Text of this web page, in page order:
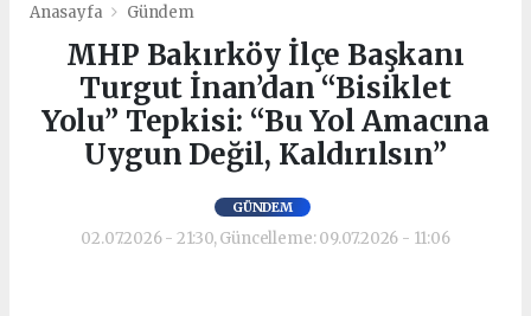
Anasayfa Gündem
MHP Bakırköy İlçe Başkanı
Turgut İnan’dan “Bisiklet
Yolu” Tepkisi: “Bu Yol Amacına
Uygun Değil, Kaldırılsın”
GÜNDEM
02.07.2026 - 21:30, Güncelleme: 09.07.2026 - 11:06